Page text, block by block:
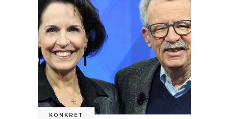
KONKRET